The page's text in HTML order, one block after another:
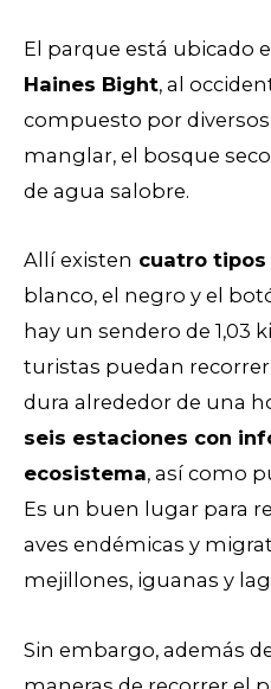
El parque está ubicado
Haines Bight, al
compuesto por
manglar, el bosque
de agua salobre.
Allí existen cuatro
blanco, el negro y el
hay un sendero de 1,03
turistas puedan
dura alrededor de una
seis estaciones con
ecosistema, así como
Es un buen lugar para
aves endémicas y
mejillones, iguanas y
Sin embargo, además